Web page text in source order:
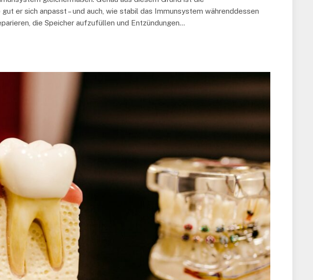
er sich anpasst – und auch, wie stabil das Immunsystem währenddessen
die Speicher aufzufüllen und Entzündungen…